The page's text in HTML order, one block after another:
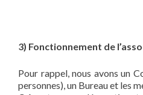
3) Fonctionnement de
Pour rappel, nous avons un
personnes), un Bureau et les